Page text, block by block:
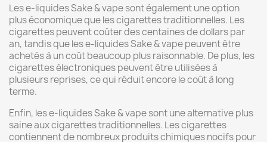
Les e-liquides Sake & vape sont également une option
plus économique que les cigarettes traditionnelles. Les
cigarettes peuvent coûter des centaines de dollars par
an, tandis que les e-liquides Sake & vape peuvent être
achetés à un coût beaucoup plus raisonnable. De plus, les
cigarettes électroniques peuvent être utilisées à
plusieurs reprises, ce qui réduit encore le coût à long
terme.
Enfin, les e-liquides Sake & vape sont une alternative plus
saine aux cigarettes traditionnelles. Les cigarettes
contiennent de nombreux produits chimiques nocifs pour